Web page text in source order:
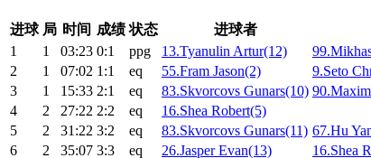
进球 局 时间 成绩 状态 进球者
1
1 03:23 0:1 ppg 13.Tyanulin Artur(12)
2
1 07:02 1:1 eq 55.Fram Jason(2) 9.Seto
3
1 15:33 2:1 eq 83.Skvorcovs Gunars(10)
4
2 27:22 2:2 eq 16.Shea Robert(5)
5
2 31:22 3:2 eq 83.Skvorcovs Gunars(11) 67.Hu
6
2 35:07 3:3 eq 26.Jasper Evan(13) 16.Shea